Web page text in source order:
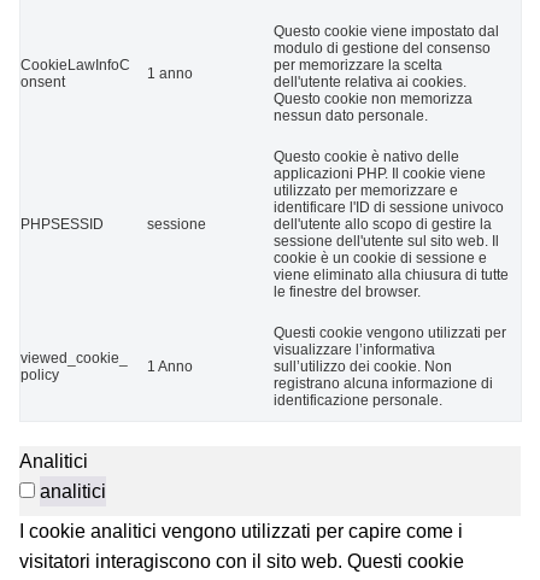
CookieLawInfoC
onsent
1 anno
Questo cookie viene impostato dal
modulo di gestione del consenso
per memorizzare la scelta
dell'utente relativa ai cookies.
Questo cookie non memorizza
nessun dato personale.
PHPSESSID sessione
Questo cookie è nativo delle
applicazioni PHP. Il cookie viene
utilizzato per memorizzare e
identificare l'ID di sessione univoco
dell'utente allo scopo di gestire la
sessione dell'utente sul sito web. Il
cookie è un cookie di sessione e
viene eliminato alla chiusura di tutte
le finestre del browser.
viewed_cookie_
policy
1 Anno
Questi cookie vengono utilizzati per
visualizzare l’informativa
sull’utilizzo dei cookie. Non
registrano alcuna informazione di
identificazione personale.
Analitici
analitici
I cookie analitici vengono utilizzati per capire come i
visitatori interagiscono con il sito web. Questi cookie